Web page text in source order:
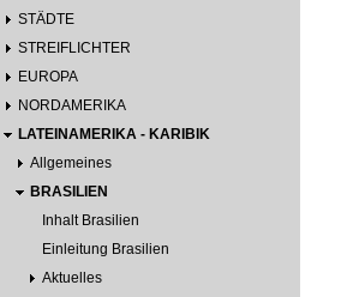
STÄDTE
STREIFLICHTER
EUROPA
NORDAMERIKA
LATEINAMERIKA - KARIBIK
Allgemeines
BRASILIEN
Inhalt Brasilien
Einleitung Brasilien
Aktuelles